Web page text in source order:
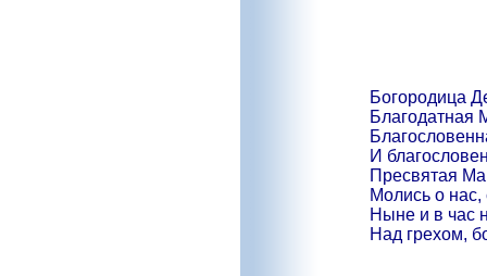
Богородица
Благодатная
И
Пресвятая
Молись о
Ныне и в час
Над грехом,